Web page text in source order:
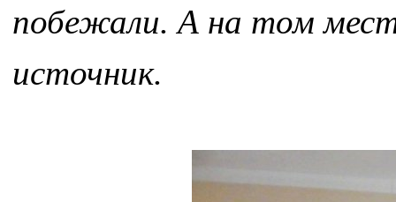
побежали. А на том
источник.